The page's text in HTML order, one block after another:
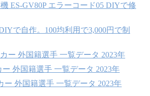
ES-GV80P エラーコード05 DIYで修
で自作。100均利用で3,000円で制
ー 外国籍選手 一覧データ 2023年
ー 外国籍選手 一覧データ 2023年
ー 外国籍選手 一覧データ 2023年